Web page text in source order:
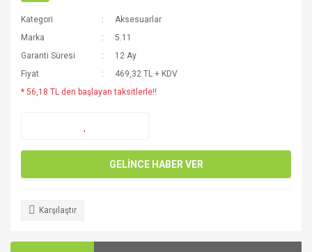
Kategori
Aksesuarlar
Marka
5.11
Garanti Süresi
12 Ay
Fiyat
469,32 TL + KDV
* 56,18 TL den başlayan taksitlerle!!
GELİNCE HABER VER
Karşılaştır